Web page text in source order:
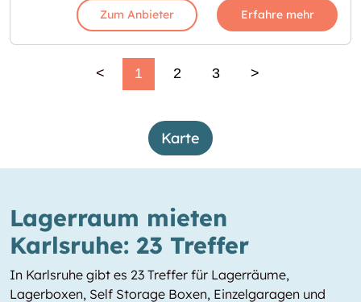
Zum Anbieter Erfahre mehr
< 1 2 3 >
Karte
Lagerraum mieten
Karlsruhe: 23 Treffer
In Karlsruhe gibt es 23 Treffer für Lagerräume,
Lagerboxen, Self Storage Boxen, Einzelgaragen und